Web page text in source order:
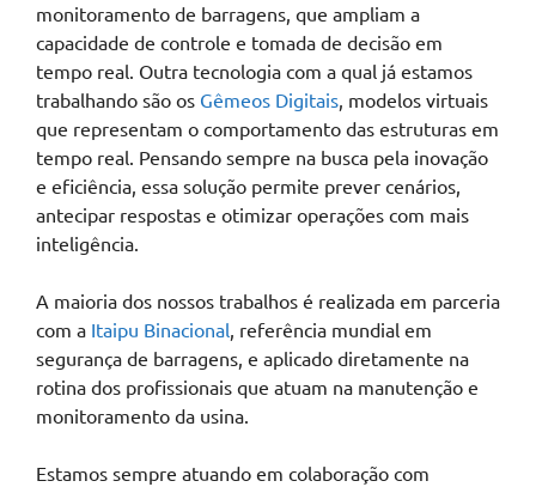
monitoramento de barragens, que ampliam a
capacidade de controle e tomada de decisão em
tempo real. Outra tecnologia com a qual já estamos
trabalhando são os Gêmeos Digitais, modelos virtuais
que representam o comportamento das estruturas em
tempo real. Pensando sempre na busca pela inovação
e eficiência, essa solução permite prever cenários,
antecipar respostas e otimizar operações com mais
inteligência.
A maioria dos nossos trabalhos é realizada em parceria
com a Itaipu Binacional, referência mundial em
segurança de barragens, e aplicado diretamente na
rotina dos profissionais que atuam na manutenção e
monitoramento da usina.
Estamos sempre atuando em colaboração com